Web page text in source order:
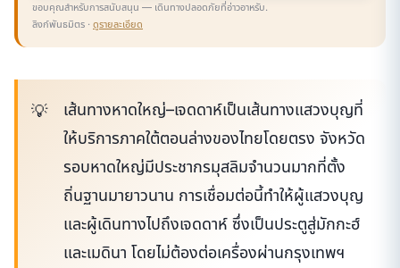
ขอบคุณสำหรับการสนับสนุน — เดินทางปลอดภัยที่อ่าวอาหรับ.
ลิงก์พันธมิตร · ดูรายละเอียด
เส้นทางหาดใหญ่–เจดดาห์เป็นเส้นทางแสวงบุญที่
ให้บริการภาคใต้ตอนล่างของไทยโดยตรง จังหวัด
รอบหาดใหญ่มีประชากรมุสลิมจำนวนมากที่ตั้ง
ถิ่นฐานมายาวนาน การเชื่อมต่อนี้ทำให้ผู้แสวงบุญ
และผู้เดินทางไปถึงเจดดาห์ ซึ่งเป็นประตูสู่มักกะฮ์
และเมดินา โดยไม่ต้องต่อเครื่องผ่านกรุงเทพฯ